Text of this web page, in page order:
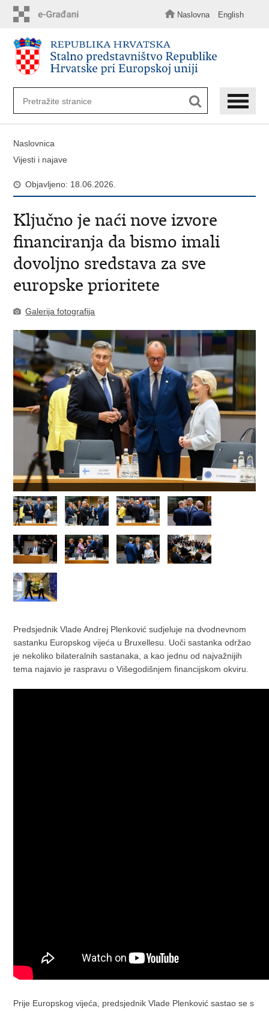
sadržaj
Naslovna English
Naslovnica
Vijesti i najave
Objavljeno: 18.06.2026.
Ključno je naći nove izvore
financiranja da bismo imali
dovoljno sredstava za sve
europske prioritete
Galerija fotografija
Predsjednik Vlade Andrej Plenković sudjeluje na dvodnevnom
sastanku Europskog vijeća u Bruxellesu. Uoči sastanka održao
je nekoliko bilateralnih sastanaka, a kao jednu od najvažnijih
tema najavio je raspravu o Višegodišnjem financijskom okviru.
Prije Europskog vijeća, predsjednik Vlade Plenković sastao se s